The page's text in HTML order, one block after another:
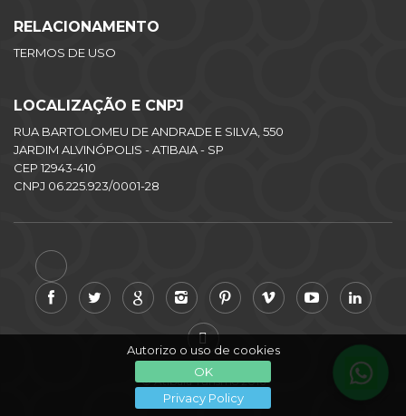
Autorizo o uso de cookies
OK
Privacy Policy
RELACIONAMENTO
TERMOS DE USO
LOCALIZAÇÃO E CNPJ
RUA BARTOLOMEU DE ANDRADE E SILVA, 550
JARDIM ALVINÓPOLIS - ATIBAIA - SP
CEP 12943-410
CNPJ 06.225.923/0001-28
© Atibaia Turismo 2016